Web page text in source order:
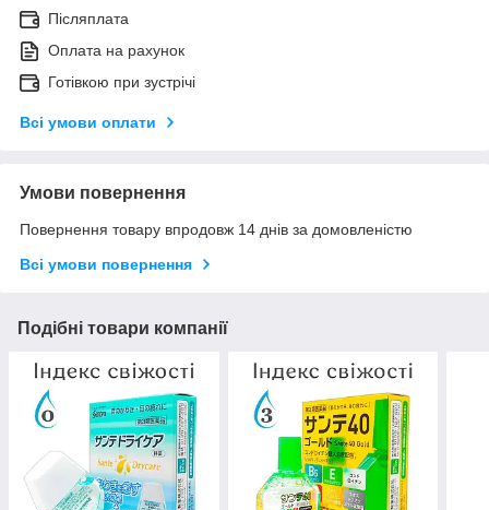
Післяплата
Оплата на рахунок
Готівкою при зустрічі
Всі умови оплати
Умови повернення
Повернення товару впродовж 14 днів за домовленістю
Всі умови повернення
Подібні товари компанії